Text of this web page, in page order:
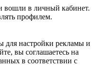
вошли в личный кабинет.
профилем.
для настройки рекламы и
вы соглашаетесь на
в соответствии с